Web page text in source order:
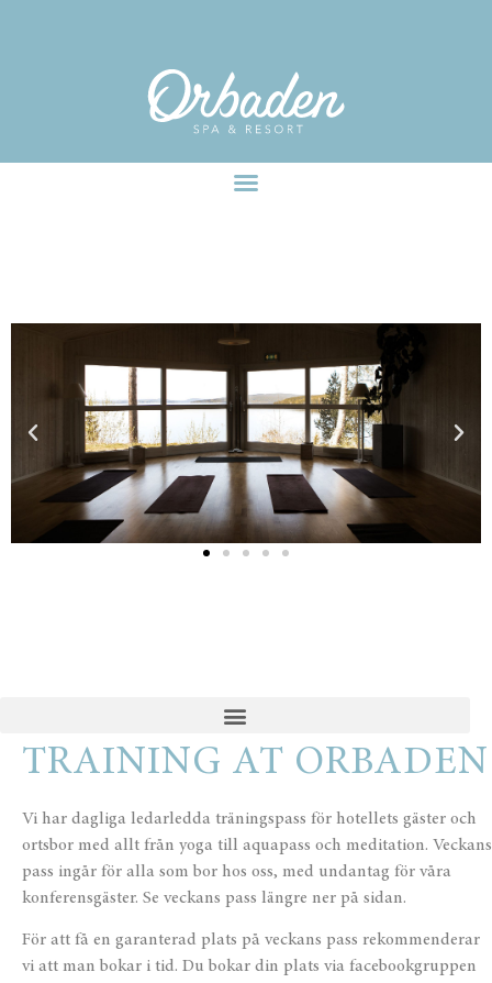
TRAINING AT ORBADEN
Vi har dagliga ledarledda träningspass för hotellets gäster och
ortsbor med allt från yoga till aquapass och meditation. Veckans
pass ingår för alla som bor hos oss, med undantag för våra
konferensgäster. Se veckans pass längre ner på sidan.
För att få en garanterad plats på veckans pass rekommenderar
vi att man bokar i tid. Du bokar din plats via facebookgruppen